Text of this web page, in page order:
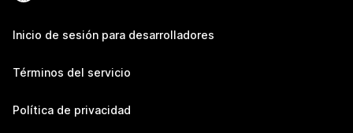
Inicio de sesión para desarrolladores
Términos del servicio
Política de privacidad